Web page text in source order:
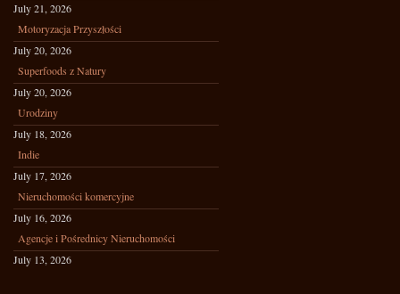
July 21, 2026
Motoryzacja Przyszłości
July 20, 2026
Superfoods z Natury
July 20, 2026
Urodziny
July 18, 2026
Indie
July 17, 2026
Nieruchomości komercyjne
July 16, 2026
Agencje i Pośrednicy Nieruchomości
July 13, 2026